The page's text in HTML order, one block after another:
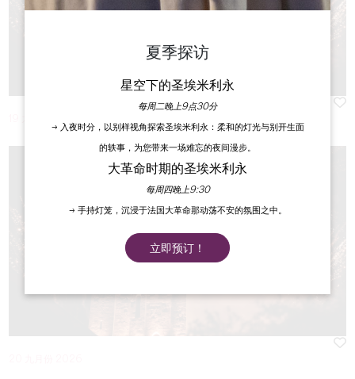
夏季探访
星空下的圣埃米利永
每周二晚上9点30分
→ 入夜时分，以别样视角探索圣埃米利永：柔和的灯光与别开生面
的轶事，为您带来一场难忘的夜间漫步。
大革命时期的圣埃米利永
每周四晚上9:30
→ 手持灯笼，沉浸于法国大革命那动荡不安的氛围之中。
立即预订！